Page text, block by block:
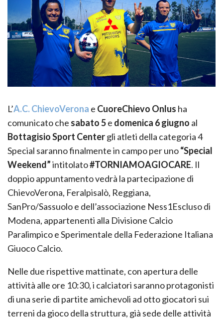
L’A.C. ChievoVerona e CuoreChievo Onlus ha
comunicato che sabato 5e domenica 6 giugno al
Bottagisio Sport Centergli atleti della categoria 4
Special saranno finalmente in campo per uno“Special
Weekend”intitolato#TORNIAMOAGIOCARE. Il
doppio appuntamento vedrà la partecipazione di
ChievoVerona, Feralpisalò, Reggiana,
SanPro/Sassuolo e dell’associazione Ness1Escluso di
Modena, appartenenti alla Divisione Calcio
Paralimpico e Sperimentale della Federazione Italiana
Giuoco Calcio.
Nelle due rispettive mattinate, con apertura delle
attività alle ore 10:30, i calciatori saranno protagonisti
di una serie di partite amichevoli ad otto giocatori sui
terreni da gioco della struttura, già sede delle attività